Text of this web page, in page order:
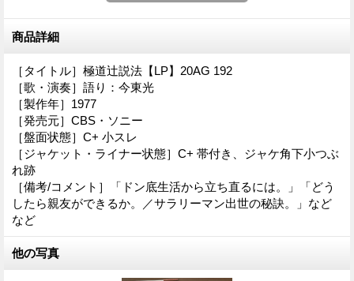
商品詳細
［タイトル］極道辻説法【LP】20AG 192
［歌・演奏］語り：今東光
［製作年］1977
［発売元］CBS・ソニー
［盤面状態］C+ 小スレ
［ジャケット・ライナー状態］C+ 帯付き、ジャケ角下小つぶ
れ跡
［備考/コメント］「ドン底生活から立ち直るには。」「どう
したら親友ができるか。／サラリーマン出世の秘訣。」など
など
他の写真